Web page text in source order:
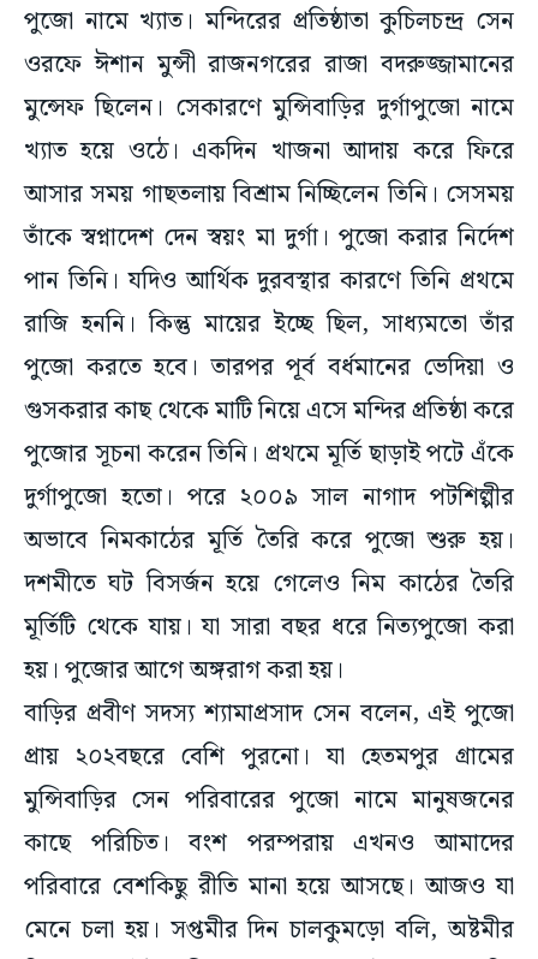
পুজো নামে খ্যাত। মন্দিরের প্রতিষ্ঠাতা কুচিলচন্দ্র সেন
ওরফে ঈশান মুন্সী রাজনগরের রাজা বদরুজ্জামানের
মুন্সেফ ছিলেন। সেকারণে মুন্সিবাড়ির দুর্গাপুজো নামে
খ্যাত হয়ে ওঠে। একদিন খাজনা আদায় করে ফিরে
আসার সময় গাছতলায় বিশ্রাম নিচ্ছিলেন তিনি। সেসময়
তাঁকে স্বপ্নাদেশ দেন স্বয়ং মা দুর্গা। পুজো করার নির্দেশ
পান তিনি। যদিও আর্থিক দুরবস্থার কারণে তিনি প্রথমে
রাজি হননি। কিন্তু মায়ের ইচ্ছে ছিল, সাধ্যমতো তাঁর
পুজো করতে হবে। তারপর পূর্ব বর্ধমানের ভেদিয়া ও
গুসকরার কাছ থেকে মাটি নিয়ে এসে মন্দির প্রতিষ্ঠা করে
পুজোর সূচনা করেন তিনি। প্রথমে মূর্তি ছাড়াই পটে এঁকে
দুর্গাপুজো হতো। পরে ২০০৯ সাল নাগাদ পটশিল্পীর
অভাবে নিমকাঠের মূর্তি তৈরি করে পুজো শুরু হয়।
দশমীতে ঘট বিসর্জন হয়ে গেলেও নিম কাঠের তৈরি
মূর্তিটি থেকে যায়। যা সারা বছর ধরে নিত্যপুজো করা
হয়। পুজোর আগে অঙ্গরাগ করা হয়।
বাড়ির প্রবীণ সদস্য শ্যামাপ্রসাদ সেন বলেন, এই পুজো
প্রায় ২০২বছরে বেশি পুরনো। যা হেতমপুর গ্রামের
মুন্সিবাড়ির সেন পরিবারের পুজো নামে মানুষজনের
কাছে পরিচিত। বংশ পরম্পরায় এখনও আমাদের
পরিবারে বেশকিছু রীতি মানা হয়ে আসছে। আজও যা
মেনে চলা হয়। সপ্তমীর দিন চালকুমড়ো বলি, অষ্টমীর